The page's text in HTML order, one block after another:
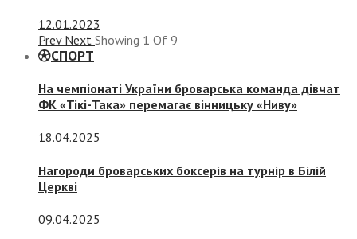
12.01.2023
Prev Next Showing 1 Of 9
СПОРТ
На чемпіонаті України броварська команда дівчат
ФК «Тікі-Така» перемагає вінницьку «Ниву»
18.04.2025
Нагороди броварських боксерів на турнір в Білій
Церкві
09.04.2025